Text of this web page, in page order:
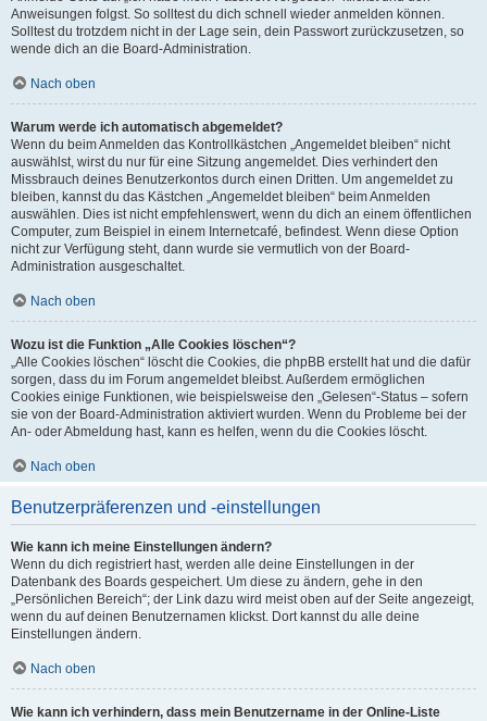
Anweisungen folgst. So solltest du dich schnell wieder anmelden können.
Solltest du trotzdem nicht in der Lage sein, dein Passwort zurückzusetzen, so
wende dich an die Board-Administration.
Nach oben
Warum werde ich automatisch abgemeldet?
Wenn du beim Anmelden das Kontrollkästchen „Angemeldet bleiben“ nicht
auswählst, wirst du nur für eine Sitzung angemeldet. Dies verhindert den
Missbrauch deines Benutzerkontos durch einen Dritten. Um angemeldet zu
bleiben, kannst du das Kästchen „Angemeldet bleiben“ beim Anmelden
auswählen. Dies ist nicht empfehlenswert, wenn du dich an einem öffentlichen
Computer, zum Beispiel in einem Internetcafé, befindest. Wenn diese Option
nicht zur Verfügung steht, dann wurde sie vermutlich von der Board-
Administration ausgeschaltet.
Nach oben
Wozu ist die Funktion „Alle Cookies löschen“?
„Alle Cookies löschen“ löscht die Cookies, die phpBB erstellt hat und die dafür
sorgen, dass du im Forum angemeldet bleibst. Außerdem ermöglichen
Cookies einige Funktionen, wie beispielsweise den „Gelesen“-Status – sofern
sie von der Board-Administration aktiviert wurden. Wenn du Probleme bei der
An- oder Abmeldung hast, kann es helfen, wenn du die Cookies löscht.
Nach oben
Benutzerpräferenzen und -einstellungen
Wie kann ich meine Einstellungen ändern?
Wenn du dich registriert hast, werden alle deine Einstellungen in der
Datenbank des Boards gespeichert. Um diese zu ändern, gehe in den
„Persönlichen Bereich“; der Link dazu wird meist oben auf der Seite angezeigt,
wenn du auf deinen Benutzernamen klickst. Dort kannst du alle deine
Einstellungen ändern.
Nach oben
Wie kann ich verhindern, dass mein Benutzername in der Online-Liste